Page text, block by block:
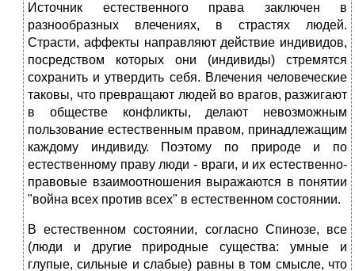
Источник естественного права заключен в
разнообразных влечениях, в страстях людей.
Страсти, аффекты направляют действие индивидов,
посредством которых они (индивиды) стремятся
сохранить и утвердить себя. Влечения человеческие
таковы, что превращают людей во врагов, разжигают
в обществе конфликты, делают невозможным
пользование естественным правом, принадлежащим
каждому индивиду. Поэтому по природе и по
естественному праву люди - враги, и их естественно-
правовые взаимоотношения выражаются в понятии
"война всех против всех" в естественном состоянии.
В естественном состоянии, согласно Спинозе, все
(люди и другие природные существа: умные и
глупые, сильные и слабые) равны в том смысле, что